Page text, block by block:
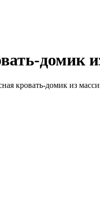
домик
кровать-домик из